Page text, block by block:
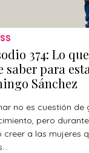
374: Lo
saber para
Sánchez
no es cuestión de
pero
creer a las mujeres